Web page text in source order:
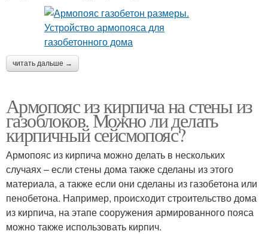
читать дальше →
Армопояс из кирпича на стены из
газоблоков. Можно ли делать
кирпичный сейсмопояс?
Армопояс из кирпича можно делать в нескольких
случаях – если стены дома также сделаны из этого
материала, а также если они сделаны из газобетона или
пенобетона. Например, происходит строительство дома
из кирпича, на этапе сооружения армированного пояса
можно также использовать кирпич.